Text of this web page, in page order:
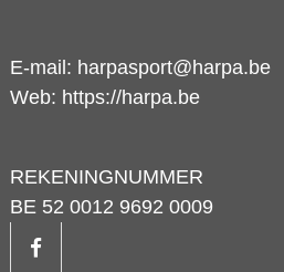
E-mail: harpasport@harpa.be
Web: https://harpa.be
REKENINGNUMMER
BE 52 0012 9692 0009